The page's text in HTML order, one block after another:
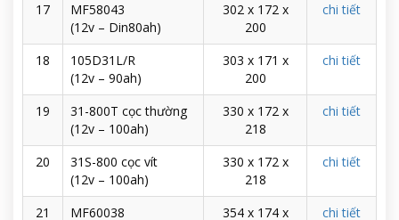
17
MF58043
(12v – Din80ah)
302 x 172 x
200
chi tiết
18
105D31L/R
(12v – 90ah)
303 x 171 x
200
chi tiết
19
31-800T cọc thường
(12v – 100ah)
330 x 172 x
218
chi tiết
20
31S-800 cọc vít
(12v – 100ah)
330 x 172 x
218
chi tiết
21
MF60038
354 x 174 x
chi tiết